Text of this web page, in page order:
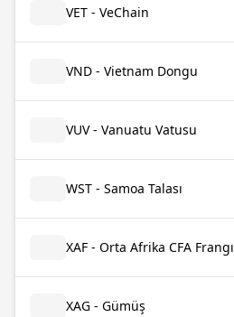
VET - VeChain
VND - Vietnam Dongu
VUV - Vanuatu Vatusu
WST - Samoa Talası
XAF - Orta Afrika CFA Frangı
XAG - Gümüş